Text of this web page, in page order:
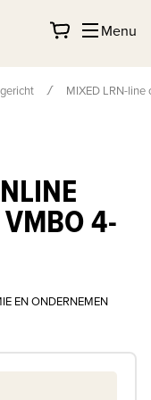
Menu
MIXED LRN-
4-
EN ONDERNEMEN